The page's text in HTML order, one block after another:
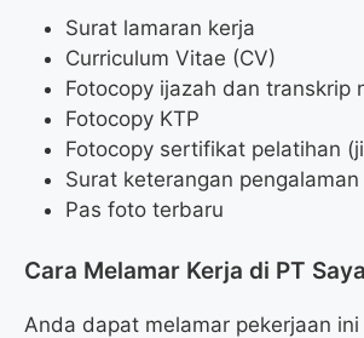
Surat lamaran kerja
Curriculum Vitae (CV)
Fotocopy ijazah dan transkrip
Fotocopy KTP
Fotocopy sertifikat pelatihan
Surat keterangan
Pas foto terbaru
Cara Melamar Kerja di PT
Anda dapat melamar pekerjaan